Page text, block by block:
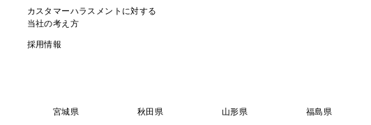
カスタマーハラスメントに対する
当社の考え方
採用情報
宮城県 秋田県 山形県 福島県